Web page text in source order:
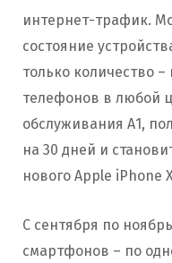
интернет-трафик.
состояние
только количество
телефонов в любой
обслуживания А1,
на 30 дней и
нового Apple iPhone
С сентября по
смартфонов – по